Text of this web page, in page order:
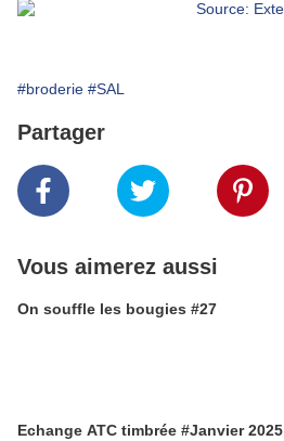
#broderie #SAL
Partager
Vous aimerez aussi
On souffle les bougies #27
Echange ATC timbrée #Janvier 2025